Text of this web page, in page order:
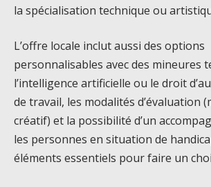
la spécialisation technique ou
L’offre locale inclut aussi des options
personnalisables avec des mineures
l’intelligence artificielle ou le droit
de travail, les modalités d’évaluation
créatif) et la possibilité d’un
les personnes en situation de
éléments essentiels pour faire un